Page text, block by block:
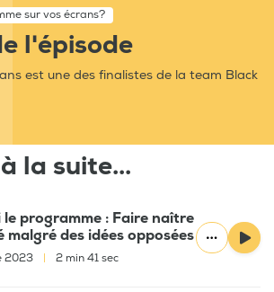
sur vos écrans?
l'épisode
est une des finalistes de la team Black
la suite...
le programme : Faire naître
malgré des idées opposées
2023 2 min 41 sec